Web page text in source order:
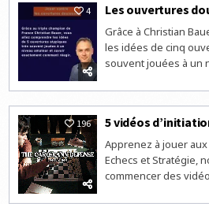
4 Les ouvertures
Grâce à Christian
les idées de cinq
souvent jouées à un
196 5 vidéos
Apprenez à jouer
Echecs et Stratégie,
commencer des